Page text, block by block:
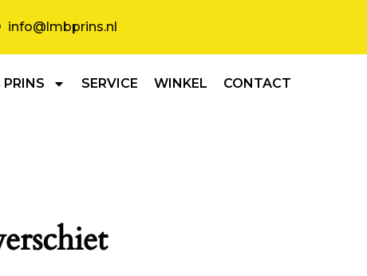
info@lmbprins.nl
PRINS SERVICE WINKEL CONTACT